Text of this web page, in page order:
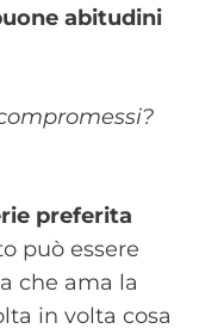
abitudini
preferita
può essere
che ama la
in volta cosa